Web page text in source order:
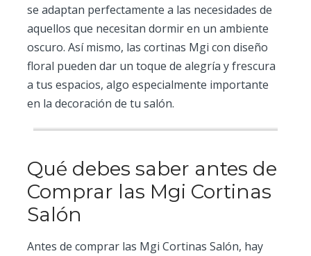
se adaptan perfectamente a las necesidades de
aquellos que necesitan dormir en un ambiente
oscuro. Así mismo, las cortinas Mgi con diseño
floral pueden dar un toque de alegría y frescura
a tus espacios, algo especialmente importante
en la decoración de tu salón.
Qué debes saber antes de
Comprar las Mgi Cortinas
Salón
Antes de comprar las Mgi Cortinas Salón, hay